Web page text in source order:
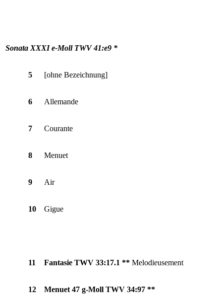
Sonata XXXI e-Moll TWV 41:e9 *
5 [ohne Bezeichnung]
6 Allemande
7 Courante
8 Menuet
9 Air
10 Gigue
11 Fantasie TWV 33:17.1 ** Melodieusement
12 Menuet 47 g-Moll TWV 34:97 **